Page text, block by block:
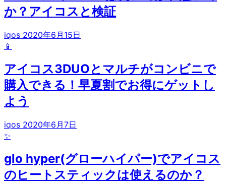
か？アイコスと検証
iqos 2020年6月15日
📱
アイコス3DUOとマルチがコンビニで
購入できる！早夏割でお得にゲットし
よう
iqos 2020年6月7日
✨
glo hyper(グローハイパー)でアイコス
のヒートスティックは使えるのか？